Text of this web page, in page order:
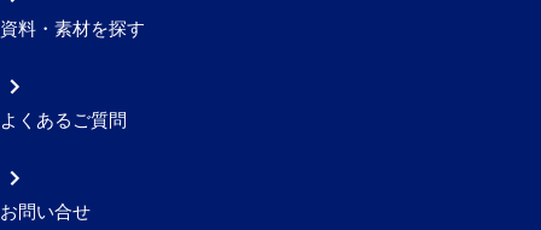
資料・素材を探す
よくあるご質問
お問い合せ